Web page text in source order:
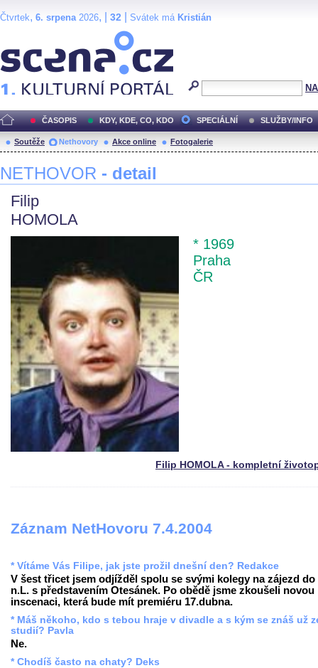
Čtvrtek, 6. srpena2026, | 32 Svátek má Kristián
ČASOPIS KDY, KDE, CO, KDO SPECIÁLNÍ SLUŽBY/INFO
Soutěže Nethovory Akce online Fotogalerie
NETHOVOR - detail
Filip
HOMOLA
* 1969
Praha
ČR
Filip HOMOLA - kompletní
Záznam NetHovoru 7.4.2004
* Vítáme Vás Filipe, jak jste prožil dnešní den? Redakce
V šest třicet jsem odjížděl spolu se svými kolegy na zájezd do
n.L. s představením Otesánek. Po obědě jsme zkoušeli novou
inscenaci, která bude mít premiéru 17.dubna.
* Máš někoho, kdo s tebou hraje v divadle a s kým se znáš už
studií? Pavla
Ne.
* Chodíš často na chaty? Deks